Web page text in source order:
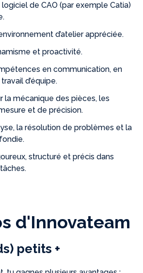
logiciel de CAO (par exemple Catia)
d’atelier appréciée.
et proactivité.
en communication, en
d’équipe.
la mécanique des pièces, les
et de précision.
la résolution de problèmes et la
structuré et précis dans
d'Innovateam
petits +